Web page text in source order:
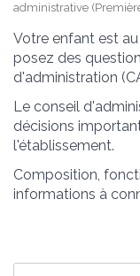
administrative
Votre enfant est
posez des
d'administration
Le conseil
décisions
l'établissement.
Composition,
informations à